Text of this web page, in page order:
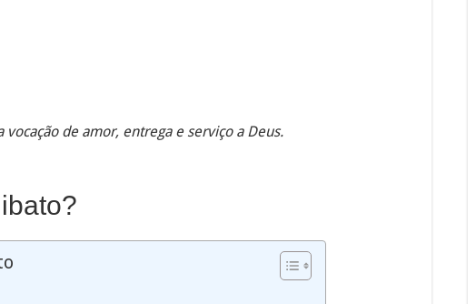
vocação de amor, entrega e serviço a Deus.